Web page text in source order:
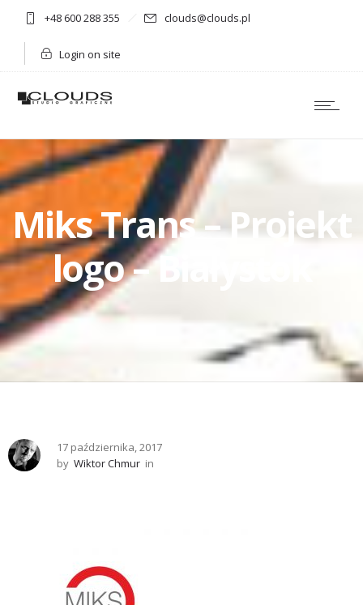
+48 600 288 355 clouds@clouds.pl
Login on site
Miks Trans – Projekt
logo – Białystok
17 października, 2017
by Wiktor Chmur in